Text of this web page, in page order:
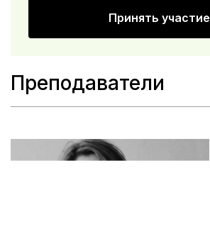
Принять участие
Преподаватели